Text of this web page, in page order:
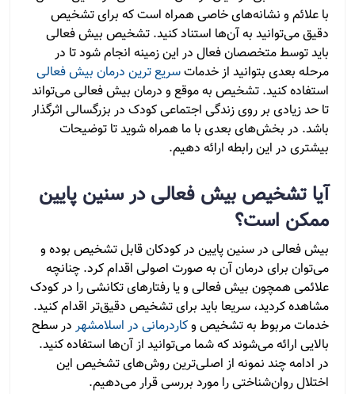
با علائم و نشانه‌های خاصی همراه است که برای تشخیص
دقیق می‌توانید به آن‌ها استناد کنید. تشخیص بیش فعالی
باید توسط متخصصان فعال در این زمینه انجام شود تا در
مرحله بعدی بتوانید از خدماتسریع ترین درمان بیش فعالی
استفاده کنید. تشخیص به موقع و درمان بیش فعالی می‌تواند
تا حد زیادی بر روی زندگی اجتماعی کودک در بزرگسالی اثرگذار
باشد. در بخش‌های بعدی با ما همراه شوید تا توضیحات
بیشتری در این رابطه ارائه دهیم.
آیا تشخیص بیش فعالی در سنین پایین
ممکن است؟
بیش فعالی در سنین پایین در کودکان قابل تشخیص بوده و
می‌توان برای درمان آن به صورت اصولی اقدام کرد. چنانچه
علائمی همچون بیش فعالی و یا رفتارهای تکانشی را در کودک
مشاهده کردید، سریعا باید برای تشخیص دقیق‌تر اقدام کنید.
خدمات مربوط به تشخیص وکاردرمانی در اسلامشهر در سطح
بالایی ارائه می‌شوند که شما می‌توانید از آن‌ها استفاده کنید.
در ادامه چند نمونه از اصلی‌ترین روش‌های تشخیص این
اختلال روان‌شناختی را مورد بررسی قرار می‌دهیم.